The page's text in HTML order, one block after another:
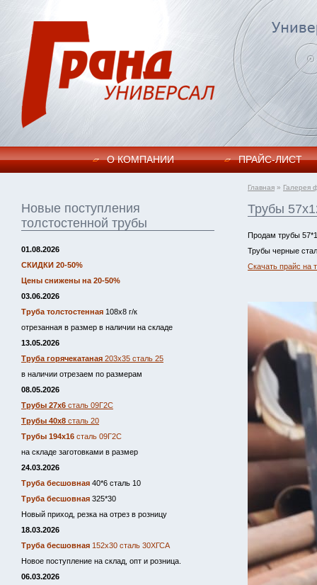
О КОМПАНИИ ПРАЙC-ЛИСТ
Новые поступления
толстостенной трубы
01.08.2026
СКИДКИ 20-50%
Цены снижены на 20-50%
03.06.2026
Труба толстостенная 108х8 г/к
отрезанная в размер в наличии на складе
13.05.2026
Труба горячекатаная 203х35 сталь 25
в наличии отрезаем по размерам
08.05.2026
Трубы 27х6 сталь 09Г2С
Трубы 40х8 сталь 20
Трубы 194х16 сталь 09Г2С
на складе заготовками в размер
24.03.2026
Труба бесшовная 40*6 сталь 10
Труба бесшовная 325*30
Новый приход, резка на отрез в розницу
18.03.2026
Труба бесшовная 152х30 сталь 30ХГСА
Новое поступление на склад, опт и розница.
06.03.2026
Главная » Галерея
Трубы
Продам трубы
Трубы черные
Скачать прайс на